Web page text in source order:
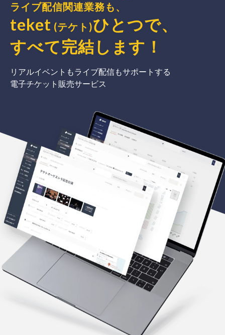
ライブ配信関連業務も、
teket (テケト)ひとつで、
すべて完結 します ！
リアルイベントもライブ配信もサポートする
電子チケット販売サービス